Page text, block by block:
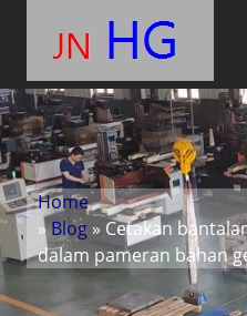
Home
»Blog» Cetakan
dalam pameran bahan